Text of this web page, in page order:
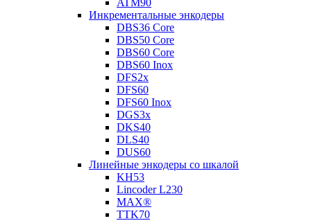
ATM90
Инкрементальные энкодеры
DBS36 Core
DBS50 Core
DBS60 Core
DBS60 Inox
DFS2x
DFS60
DFS60 Inox
DGS3x
DKS40
DLS40
DUS60
Линейные энкодеры со шкалой
KH53
Lincoder L230
MAX®
TTK70